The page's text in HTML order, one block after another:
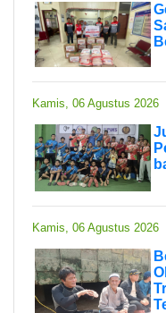
Kamis, 06 Agustus 2026
Kamis, 06 Agustus 2026